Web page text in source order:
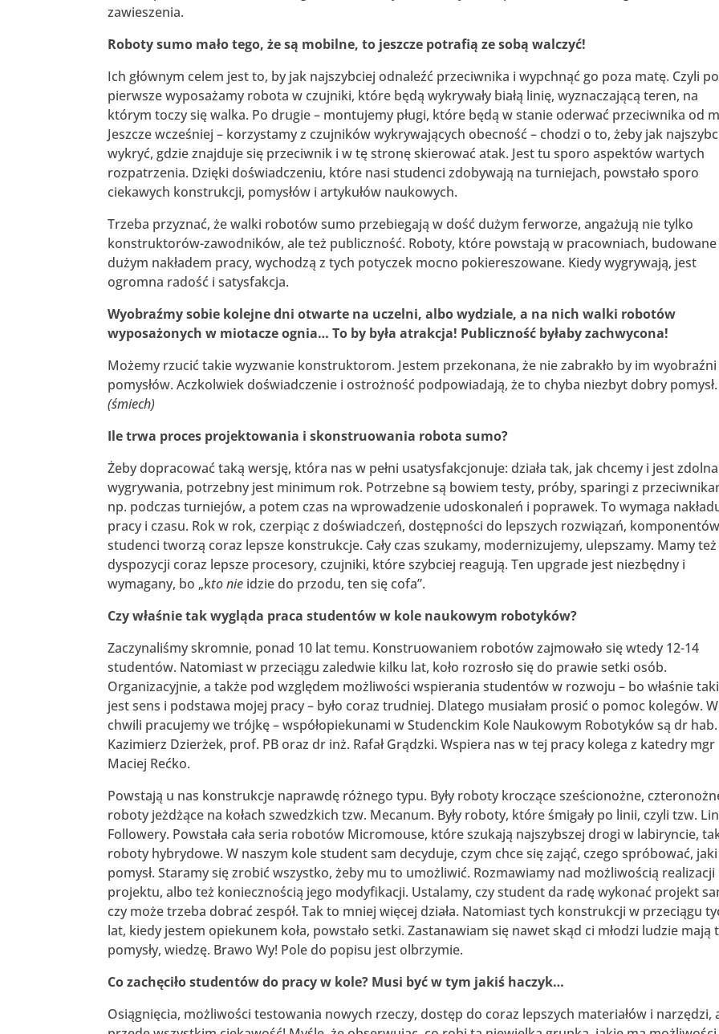
zawieszenia.
Roboty sumo mało tego, że są mobilne, to jeszcze potrafią ze sobą walczyć!
Ich głównym celem jest to, by jak najszybciej odnaleźć przeciwnika i wypchnąć go poza matę. Czyli po
pierwsze wyposażamy robota w czujniki, które będą wykrywały białą linię, wyznaczającą teren, na
którym toczy się walka. Po drugie – montujemy pługi, które będą w stanie oderwać przeciwnika od
Jeszcze wcześniej – korzystamy z czujników wykrywających obecność – chodzi o to, żeby jak
wykryć, gdzie znajduje się przeciwnik i w tę stronę skierować atak. Jest tu sporo aspektów wartych
rozpatrzenia. Dzięki doświadczeniu, które nasi studenci zdobywają na turniejach, powstało sporo
ciekawych konstrukcji, pomysłów i artykułów naukowych.
Trzeba przyznać, że walki robotów sumo przebiegają w dość dużym ferworze, angażują nie tylko
konstruktorów-zawodników, ale też publiczność. Roboty, które powstają w pracowniach, budowane
dużym nakładem pracy, wychodzą z tych potyczek mocno pokiereszowane. Kiedy wygrywają, jest
ogromna radość i satysfakcja.
Wyobraźmy sobie kolejne dni otwarte na uczelni, albo wydziale, a na nich walki robotów
wyposażonych w miotacze ognia… To by była atrakcja! Publiczność byłaby zachwycona!
Możemy rzucić takie wyzwanie konstruktorom. Jestem przekonana, że nie zabrakło by im wyobraźni
pomysłów. Aczkolwiek doświadczenie i ostrożność podpowiadają, że to chyba niezbyt dobry pomysł.
(śmiech)
Ile trwa proces projektowania i skonstruowania robota sumo?
Żeby dopracować taką wersję, która nas w pełni usatysfakcjonuje: działa tak, jak chcemy i jest
wygrywania, potrzebny jest minimum rok. Potrzebne są bowiem testy, próby, sparingi z
np. podczas turniejów, a potem czas na wprowadzenie udoskonaleń i poprawek. To wymaga
pracy i czasu. Rok w rok, czerpiąc z doświadczeń, dostępności do lepszych rozwiązań,
studenci tworzą coraz lepsze konstrukcje. Cały czas szukamy, modernizujemy, ulepszamy. Mamy
dyspozycji coraz lepsze procesory, czujniki, które szybciej reagują. Ten upgrade jest niezbędny i
wymagany, bo „kto nie idzie do przodu, ten się cofa”.
Czy właśnie tak wygląda praca studentów w kole naukowym robotyków?
Zaczynaliśmy skromnie, ponad 10 lat temu. Konstruowaniem robotów zajmowało się wtedy 12-14
studentów. Natomiast w przeciągu zaledwie kilku lat, koło rozrosło się do prawie setki osób.
Organizacyjnie, a także pod względem możliwości wspierania studentów w rozwoju – bo właśnie taki
jest sens i podstawa mojej pracy – było coraz trudniej. Dlatego musiałam prosić o pomoc kolegów.
chwili pracujemy we trójkę – współopiekunami w Studenckim Kole Naukowym Robotyków są dr
Kazimierz Dzierżek, prof. PB oraz dr inż. Rafał Grądzki. Wspiera nas w tej pracy kolega z katedry mgr
Maciej Rećko.
Powstają u nas konstrukcje naprawdę różnego typu. Były roboty kroczące sześcionożne,
roboty jeżdżące na kołach szwedzkich tzw. Mecanum. Były roboty, które śmigały po linii, czyli tzw.
Followery. Powstała cała seria robotów Micromouse, które szukają najszybszej drogi w labiryncie,
roboty hybrydowe. W naszym kole student sam decyduje, czym chce się zająć, czego spróbować,
pomysł. Staramy się zrobić wszystko, żeby mu to umożliwić. Rozmawiamy nad możliwością realizacji
projektu, albo też koniecznością jego modyfikacji. Ustalamy, czy student da radę wykonać projekt
czy może trzeba dobrać zespół. Tak to mniej więcej działa. Natomiast tych konstrukcji w przeciągu
lat, kiedy jestem opiekunem koła, powstało setki. Zastanawiam się nawet skąd ci młodzi ludzie mają
pomysły, wiedzę. Brawo Wy! Pole do popisu jest olbrzymie.
Co zachęciło studentów do pracy w kole? Musi być w tym jakiś haczyk…
Osiągnięcia, możliwości testowania nowych rzeczy, dostęp do coraz lepszych materiałów i narzędzi,